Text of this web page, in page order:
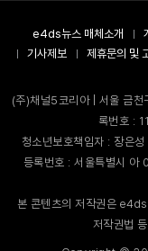
e4ds뉴스 매체소개
기사제보
제휴문의 및
(주)채널5코리아 | 서울 금
록번호 :
청소년보호책임자 : 장은
등록번호 : 서울특별시
본 콘텐츠의 저작권은
저작권법